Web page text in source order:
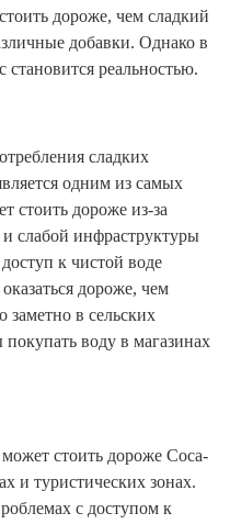
дороже, чем сладкий
добавки. Однако в
становится реальностью.
сладких
одним из самых
стоить дороже из-за
слабой инфраструктуры
к чистой воде
дороже, чем
заметно в сельских
воду в магазинах
стоить дороже Coca-
и туристических зонах.
с доступом к